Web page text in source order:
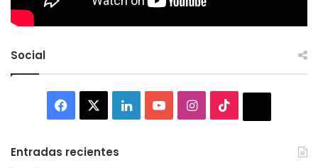
Social
Facebook LinkedInYouTubeInstagram
Entradas recientes